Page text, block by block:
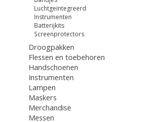
Luchtgeïntegreerd
Instrumenten
Batterijkits
Screenprotectors
Droogpakken
Flessen en toebehoren
Handschoenen
Instrumenten
Lampen
Maskers
Merchandise
Messen